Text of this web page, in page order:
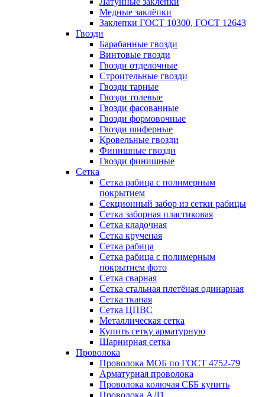
Медные заклёпки
Заклепки ГОСТ 10300, ГОСТ 12643
Гвозди
Барабанные гвозди
Винтовые гвозди
Гвозди отделочные
Строительные гвозди
Гвозди тарные
Гвозди толевые
Гвозди фасованные
Гвозди формовочные
Гвозди шиферные
Кровельные гвозди
Финишные гвозди
Гвозди финишные
Сетка
Сетка рабица с полимерным
покрытием
Секционный забор из сетки рабицы
Сетка заборная пластиковая
Сетка кладочная
Сетка крученая
Сетка рабица
Сетка рабица с полимерным
покрытием фото
Сетка сварная
Сетка стальная плетёная одинарная
Сетка тканая
Сетка ЦПВС
Металлическая сетка
Купить сетку арматурную
Шарнирная сетка
Проволока
Проволока МОБ по ГОСТ 4752-79
Арматурная проволока
Проволока колючая СББ купить
Проволока АД1